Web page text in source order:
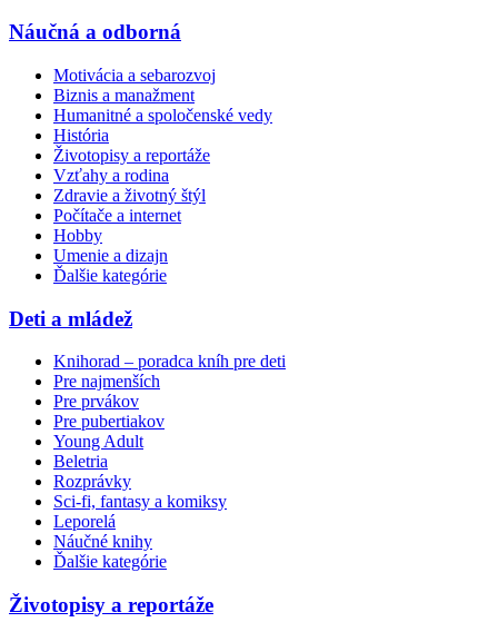
Náučná a odborná
Motivácia a sebarozvoj
Biznis a manažment
Humanitné a spoločenské vedy
História
Životopisy a reportáže
Vzťahy a rodina
Zdravie a životný štýl
Počítače a internet
Hobby
Umenie a dizajn
Ďalšie kategórie
Deti a mládež
Knihorad – poradca kníh pre deti
Pre najmenších
Pre prvákov
Pre pubertiakov
Young Adult
Beletria
Rozprávky
Sci-fi, fantasy a komiksy
Leporelá
Náučné knihy
Ďalšie kategórie
Životopisy a reportáže